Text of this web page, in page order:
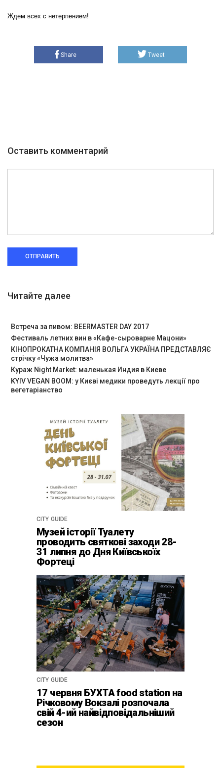
Ждем всех с нетерпением!
Share Tweet
Оставить комментарий
ОТПРАВИТЬ
Читайте далее
Встреча за пивом: BEERMASTER DAY 2017
Фестиваль летних вин в «Кафе-сыроварне Мацони»
КІНОПРОКАТНА КОМПАНІЯ ВОЛЬГА УКРАЇНА ПРЕДСТАВЛЯЄ
стрічку «Чужа молитва»
Кураж Night Market: маленькая Индия в Киеве
KYIV VEGAN BOOM: у Києві медики проведуть лекції про
вегетаріанство
CITY GUIDE
Музей історії Туалету
проводить святкові заходи 28-
31 липня до Дня Київськоїх
Фортеці
CITY GUIDE
17 червня БУХТА food station на
Річковому Вокзалі розпочала
свій 4-ий найвідповідальніший
сезон